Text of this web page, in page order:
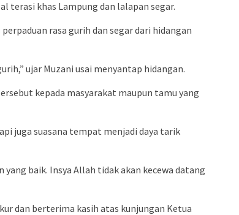
terasi khas Lampung dan lalapan segar.
rasa gurih dan segar dari hidangan
ujar Muzani usai menyantap hidangan.
kepada masyarakat maupun tamu yang
juga suasana tempat menjadi daya tarik
baik. Insya Allah tidak akan kecewa datang
dan berterima kasih atas kunjungan Ketua